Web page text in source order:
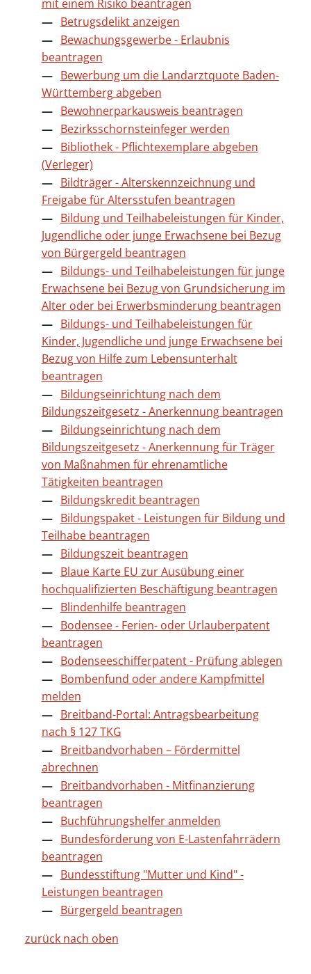
mit einem Risiko beantragen
Betrugsdelikt anzeigen
Bewachungsgewerbe - Erlaubnis
beantragen
Bewerbung um die Landarztquote Baden-
Württemberg abgeben
Bewohnerparkausweis beantragen
Bezirksschornsteinfeger werden
Bibliothek - Pflichtexemplare abgeben
(Verleger)
Bildträger - Alterskennzeichnung und
Freigabe für Altersstufen beantragen
Bildung und Teilhabeleistungen für Kinder,
Jugendliche oder junge Erwachsene bei Bezug
von Bürgergeld beantragen
Bildungs- und Teilhabeleistungen für junge
Erwachsene bei Bezug von Grundsicherung im
Alter oder bei Erwerbsminderung beantragen
Bildungs- und Teilhabeleistungen für
Kinder, Jugendliche und junge Erwachsene bei
Bezug von Hilfe zum Lebensunterhalt
beantragen
Bildungseinrichtung nach dem
Bildungszeitgesetz - Anerkennung beantragen
Bildungseinrichtung nach dem
Bildungszeitgesetz - Anerkennung für Träger
von Maßnahmen für ehrenamtliche
Tätigkeiten beantragen
Bildungskredit beantragen
Bildungspaket - Leistungen für Bildung und
Teilhabe beantragen
Bildungszeit beantragen
Blaue Karte EU zur Ausübung einer
hochqualifizierten Beschäftigung beantragen
Blindenhilfe beantragen
Bodensee - Ferien- oder Urlauberpatent
beantragen
Bodenseeschifferpatent - Prüfung ablegen
Bombenfund oder andere Kampfmittel
melden
Breitband-Portal: Antragsbearbeitung
nach § 127 TKG
Breitbandvorhaben – Fördermittel
abrechnen
Breitbandvorhaben - Mitfinanzierung
beantragen
Buchführungshelfer anmelden
Bundesförderung von E-Lastenfahrrädern
beantragen
Bundesstiftung "Mutter und Kind" -
Leistungen beantragen
Bürgergeld beantragen
zurück nach oben